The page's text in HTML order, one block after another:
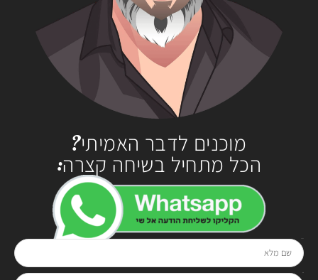
מוכנים לדבר האמיתי?
הכל מתחיל בשיחה קצרה: